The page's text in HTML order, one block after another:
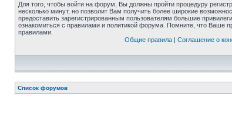
Для того, чтобы войти на форум, Вы должны пройти процедуру
несколько минут, но позволит Вам получить более широкие
предоставить зарегистрированным пользователям большие
ознакомиться с правилами и политикой форума. Помните, что Ваше
правилами.
Общие правила| Соглашение о
Список форумов